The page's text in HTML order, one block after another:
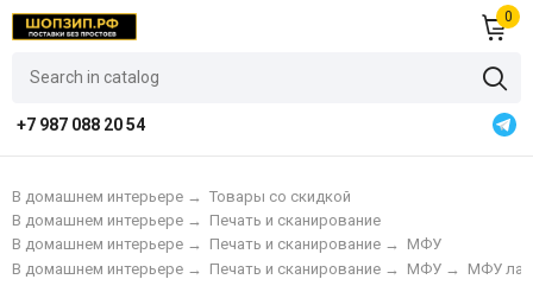
0
+7 987 088 20 54
В домашнем интерьере → Товары со скидкой
Печать и сканирование
В домашнем интерьере →
МФУ
Печать и сканирование →
В домашнем интерьере →
МФУ
МФУ →
Печать и сканирование →
В домашнем интерьере →